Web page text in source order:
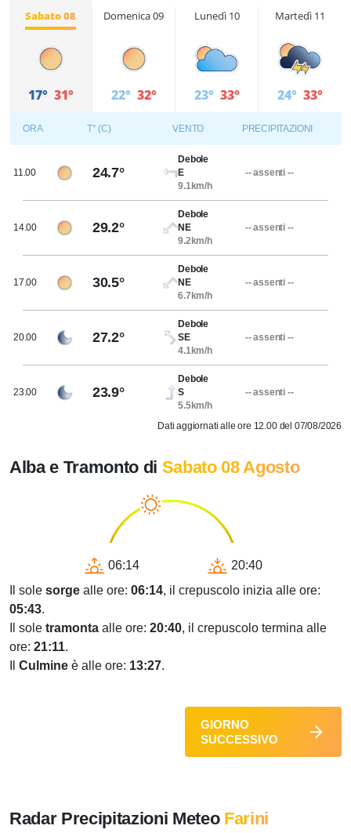
Sabato 08
17° 31°
Domenica 09
22° 32°
Lunedì 10
23° 33°
Martedì 11
24° 33°
ORA T° (C) VENTO PRECIPITAZIONI
11.00 24.7°
Debole
E
9.1km/h
-- assenti --
14.00 29.2°
Debole
NE
9.2km/h
-- assenti --
17.00 30.5°
Debole
NE
6.7km/h
-- assenti --
20.00 27.2°
Debole
SE
4.1km/h
-- assenti --
23.00 23.9°
Debole
S
5.5km/h
-- assenti --
Dati aggiornati alle ore 12.00 del 07/08/2026
Alba e Tramonto di Sabato 08 Agosto
06:14
20:40
Il sole sorge alle ore: 06:14, il crepuscolo inizia alle ore:
05:43.
Il sole tramonta alle ore: 20:40, il crepuscolo termina alle
ore: 21:11.
Culmine è alle ore: 13:27.
GIORNO
SUCCESSIVO
Radar Precipitazioni Meteo Farini